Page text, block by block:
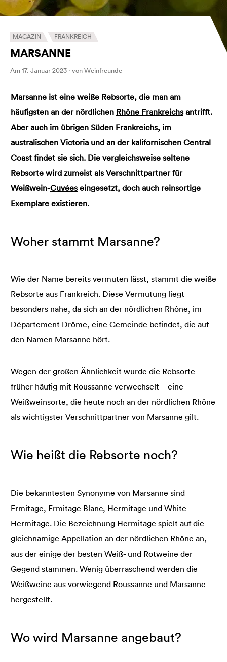
MAGAZIN FRANKREICH
MARSANNE
Am 17. Januar 2023 · von Weinfreunde
Marsanne ist eine weiße Rebsorte, die man am
häufigsten an der nördlichen Rhône Frankreichsantrifft.
Aber auch im übrigen Süden Frankreichs, im
australischen Victoria und an der kalifornischen Central
Coast findet sie sich. Die vergleichsweise seltene
Rebsorte wird zumeist als Verschnittpartner für
Weißwein-Cuvéeseingesetzt, doch auch reinsortige
Exemplare existieren.
Woher stammt Marsanne?
Wie der Name bereits vermuten lässt, stammt die weiße
Rebsorte aus Frankreich. Diese Vermutung liegt
besonders nahe, da sich an der nördlichen Rhône, im
Département Drôme, eine Gemeinde befindet, die auf
den Namen Marsanne hört.
Wegen der großen Ähnlichkeit wurde die Rebsorte
früher häufig mit Roussanne verwechselt – eine
Weißweinsorte, die heute noch an der nördlichen Rhône
als wichtigster Verschnittpartner von Marsanne gilt.
Wie heißt die Rebsorte noch?
Die bekanntesten Synonyme von Marsanne sind
Ermitage, Ermitage Blanc, Hermitage und White
Hermitage. Die Bezeichnung Hermitage spielt auf die
gleichnamige Appellation an der nördlichen Rhône an,
aus der einige der besten Weiß- und Rotweine der
Gegend stammen. Wenig überraschend werden die
Weißweine aus vorwiegend Roussanne und Marsanne
hergestellt.
Wo wird Marsanne angebaut?